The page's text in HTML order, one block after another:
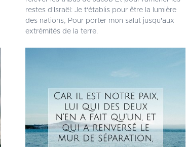
restes d'Israël: Je t'établis pour être la lumière
des nations, Pour porter mon salut jusqu'aux
extrémités de la terre.